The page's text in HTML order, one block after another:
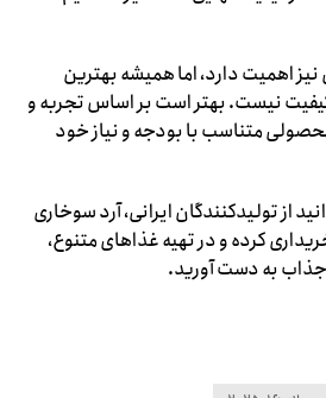
اهمیت دارد، اما همیشه بهترین
نیست. بهتر است بر اساس تجربه و
متناسب با بودجه و نیاز خود
از تولیدکنندگان ایرانی، آرد سوخاری
کرده و در تهیه غذاهای متنوع،
به دست آورید.